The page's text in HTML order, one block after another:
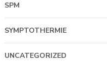
SPM
SYMPTOTHERMIE
UNCATEGORIZED